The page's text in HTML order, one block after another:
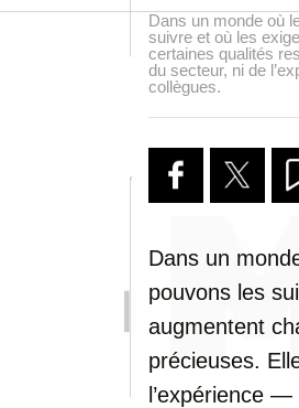
Dans un monde où
suivre et où les
certaines qualités
du secteur, ni de
collègues.
Dans un
pouvons les
augmentent
précieuses.
l’expérience